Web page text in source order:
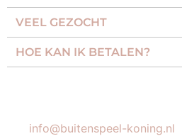
VEEL GEZOCHT​
HOE KAN IK BETALEN?
info@buitenspeel-koning.nl